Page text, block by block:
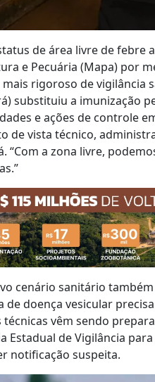
de área livre de febre
e Pecuária (Mapa) por
rigoroso de vigilância
substituiu a imunização
e ações de controle
de vista técnico,
“Com a zona livre,
cenário sanitário
de doença vesicular
técnicas vêm sendo
Estadual de Vigilância
notificação suspeita.